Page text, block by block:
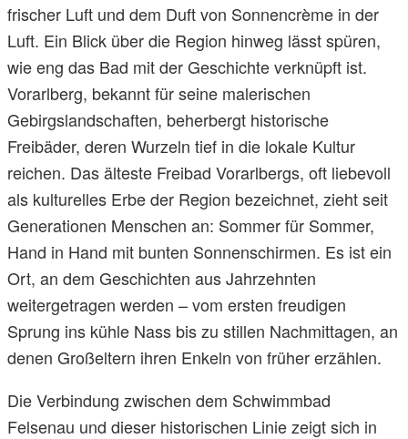
frischer Luft und dem Duft von Sonnencrème in der
Luft. Ein Blick über die Region hinweg lässt spüren,
wie eng das Bad mit der Geschichte verknüpft ist.
Vorarlberg, bekannt für seine malerischen
Gebirgslandschaften, beherbergt historische
Freibäder, deren Wurzeln tief in die lokale Kultur
reichen. Das älteste Freibad Vorarlbergs, oft liebevoll
als kulturelles Erbe der Region bezeichnet, zieht seit
Generationen Menschen an: Sommer für Sommer,
Hand in Hand mit bunten Sonnenschirmen. Es ist ein
Ort, an dem Geschichten aus Jahrzehnten
weitergetragen werden – vom ersten freudigen
Sprung ins kühle Nass bis zu stillen Nachmittagen, an
denen Großeltern ihren Enkeln von früher erzählen.
Die Verbindung zwischen dem Schwimmbad
Felsenau und dieser historischen Linie zeigt sich in